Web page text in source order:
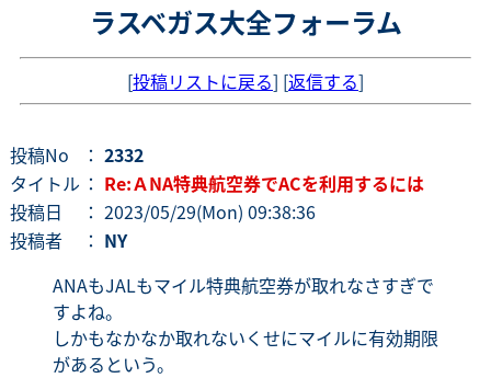
ラスベガス大全フォーラム
[投稿リストに戻る] [返信する]
投稿No ： 2332
タイトル ： Re:ＡNA特典航空券でACを利用するには
投稿日
： 2023/05/29(Mon) 09:38:36
投稿者
： NY
ANAもJALもマイル特典航空券が取れなさすぎで
すよね。
しかもなかなか取れないくせにマイルに有効期限
があるという。